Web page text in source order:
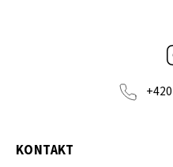
KONTAKT